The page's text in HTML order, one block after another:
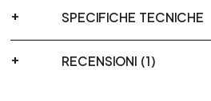
SPECIFICHE TECNICHE
RECENSIONI (1)